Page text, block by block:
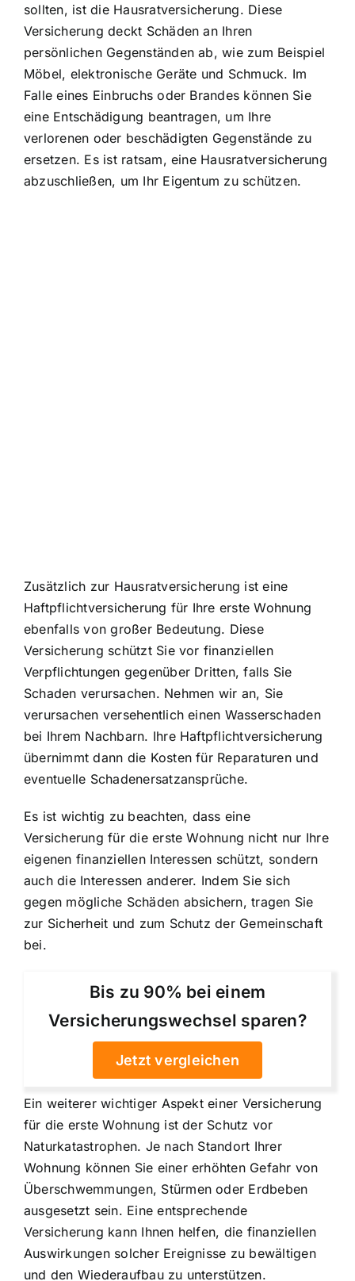
sollten, ist die Hausratversicherung. Diese
Versicherung deckt Schäden an Ihren
persönlichen Gegenständen ab, wie zum Beispiel
Möbel, elektronische Geräte und Schmuck. Im
Falle eines Einbruchs oder Brandes können Sie
eine Entschädigung beantragen, um Ihre
verlorenen oder beschädigten Gegenstände zu
ersetzen. Es ist ratsam, eine Hausratversicherung
abzuschließen, um Ihr Eigentum zu schützen.
Zusätzlich zur Hausratversicherung ist eine
Haftpflichtversicherung für Ihre erste Wohnung
ebenfalls von großer Bedeutung. Diese
Versicherung schützt Sie vor finanziellen
Verpflichtungen gegenüber Dritten, falls Sie
Schaden verursachen. Nehmen wir an, Sie
verursachen versehentlich einen Wasserschaden
bei Ihrem Nachbarn. Ihre Haftpflichtversicherung
übernimmt dann die Kosten für Reparaturen und
eventuelle Schadenersatzansprüche.
Es ist wichtig zu beachten, dass eine
Versicherung für die erste Wohnung nicht nur Ihre
eigenen finanziellen Interessen schützt, sondern
auch die Interessen anderer. Indem Sie sich
gegen mögliche Schäden absichern, tragen Sie
zur Sicherheit und zum Schutz der Gemeinschaft
bei.
Bis zu 90% bei einem
Versicherungswechsel sparen?
Jetzt vergleichen
Ein weiterer wichtiger Aspekt einer Versicherung
für die erste Wohnung ist der Schutz vor
Naturkatastrophen. Je nach Standort Ihrer
Wohnung können Sie einer erhöhten Gefahr von
Überschwemmungen, Stürmen oder Erdbeben
ausgesetzt sein. Eine entsprechende
Versicherung kann Ihnen helfen, die finanziellen
Auswirkungen solcher Ereignisse zu bewältigen
und den Wiederaufbau zu unterstützen.